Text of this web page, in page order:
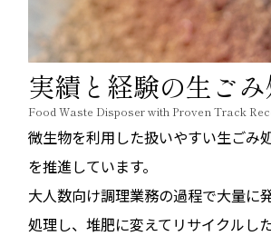
実績と経験の生ご
Food Waste Disposer with Proven Track
微生物を利用した扱いやすい生ごみ
を推進しています。
大人数向け調理業務の過程で大量に
処理し、堆肥に変えてリサイクルし